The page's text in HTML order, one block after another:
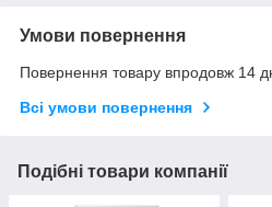
Умови повернення
Повернення товару впродовж 14
Всі умови повернення
Подібні товари компанії